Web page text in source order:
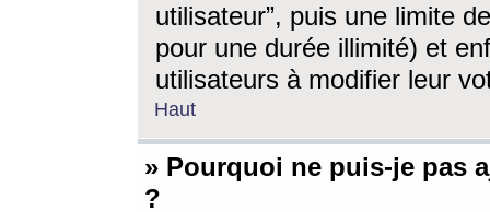
utilisateur”, puis une limite
pour une durée illimité) et
utilisateurs à modifier leur
Haut
» Pourquoi ne puis-je pas
?